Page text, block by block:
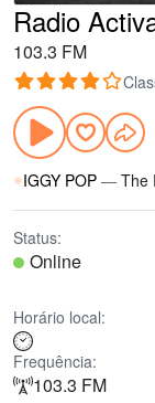
Radio
103.3 FM
IGGY POP — The
Status:
Online
Horário local:
Frequência:
103.3 FM